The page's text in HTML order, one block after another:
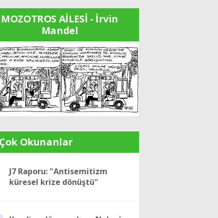
MOZOTROS AİLESİ - İrvin
Mandel
Okunanlar
J7 Raporu: "Antisemitizm
küresel krize dönüştü"